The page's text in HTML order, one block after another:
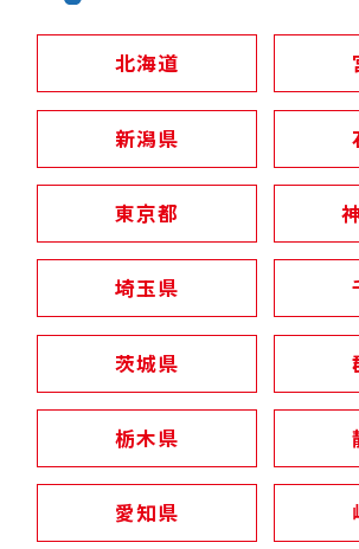
北海道
新潟県
東京都
埼玉県
茨城県
栃木県
愛知県